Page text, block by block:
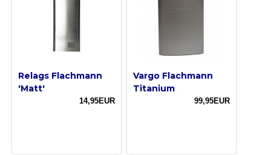
Relags Flachmann
'Matt'
14,95EUR
Vargo Flachmann
Titanium
99,95EUR